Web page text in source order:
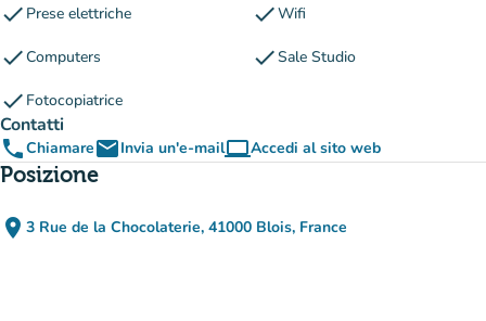
check Prese elettriche checkWifi
checkComputers checkSale Studio
check Fotocopiatrice
Contatti
phoneChiamareemailInvia un'e-mailcomputerAccedi al sito web
(nuova scheda)
Posizione
place 3 Rue de la Chocolaterie, 41000 Blois, France
(apri in Google Maps)
(nuova scheda)